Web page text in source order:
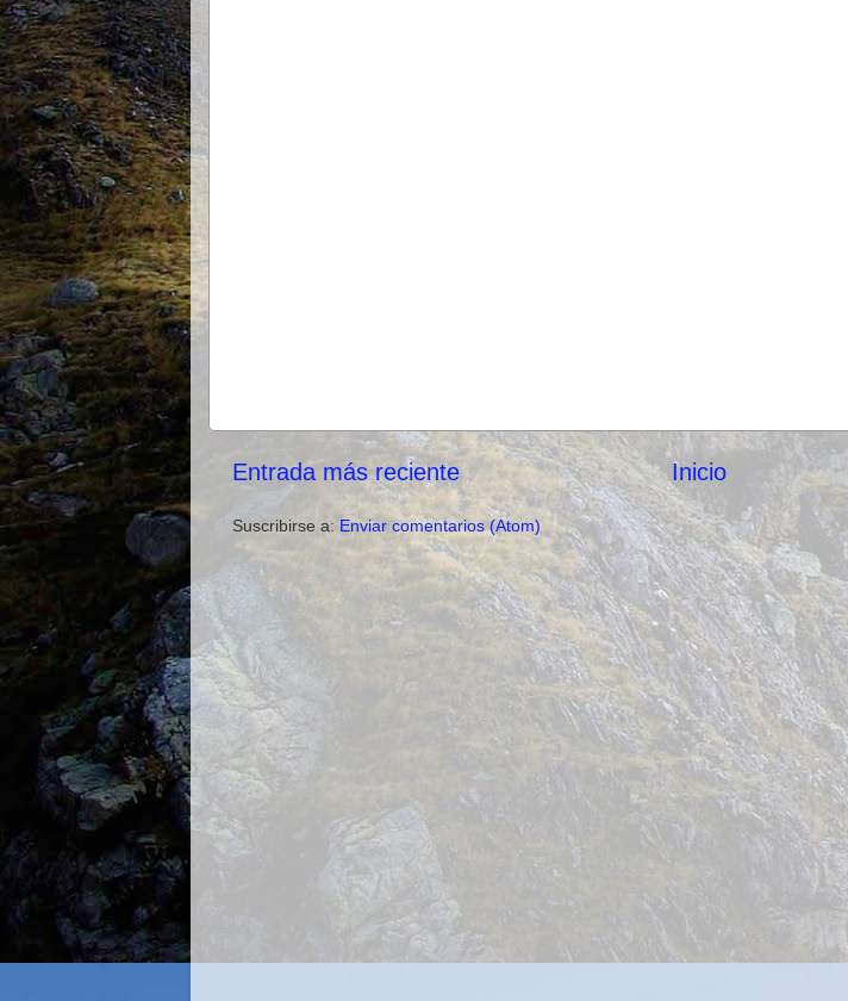
Entrada más reciente Inicio
Suscribirse a: Enviar comentarios (Atom)